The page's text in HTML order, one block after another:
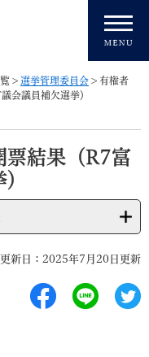
> 選挙管理委員会 > 有権者
会議員補欠選挙）
票結果（R7富
更新日：2025年7月20日更新